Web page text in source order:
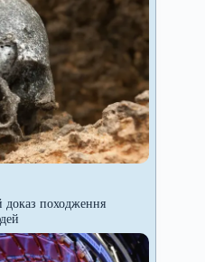
походження